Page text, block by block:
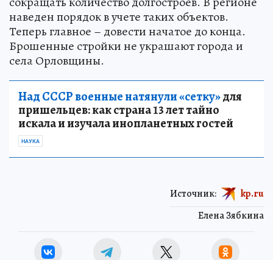
наведен порядок в учете таких объектов.
Теперь главное – довести начатое до конца.
Брошенные стройки не украшают города и
села Орловщины.
Над СССР военные натянули «сетку»для
пришельцев: как страна 13 лет тайно
искала и изучала инопланетных гостей
НАУКА
Елена Зябкина
Источник: kp.ru